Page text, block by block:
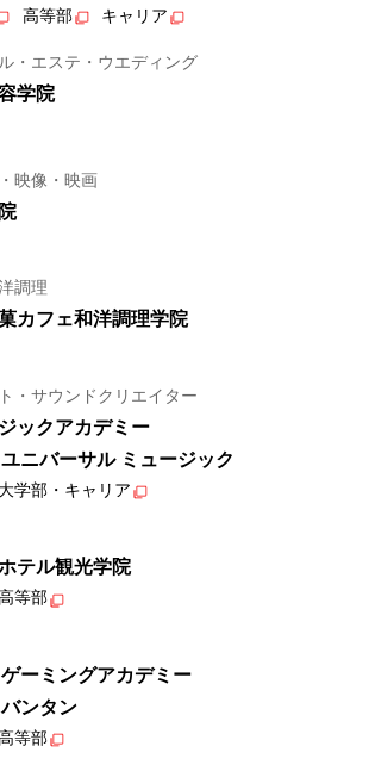
高等部 キャリア
・エステ・ウエディング
学院
映像・映画
調理
カフェ和洋調理学院
・サウンドクリエイター
ックアカデミー
ニバーサル ミュージック
学部・キャリア
テル観光学院
等部
ーミングアカデミー
ンタン
等部